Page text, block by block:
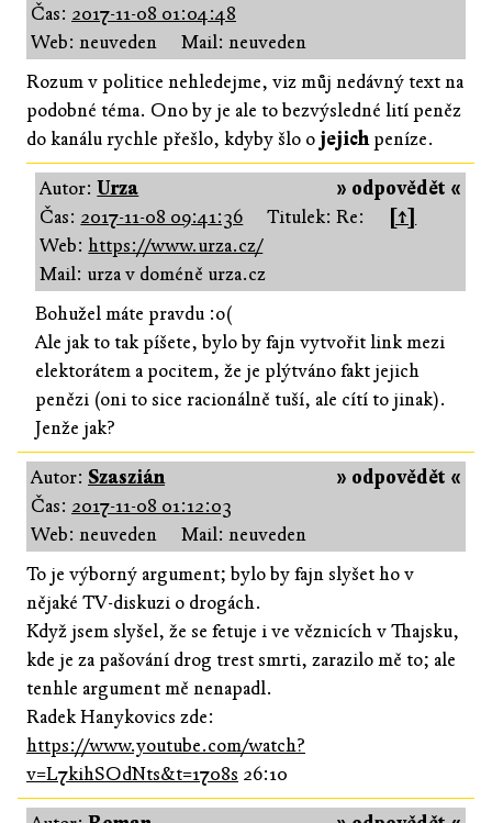
Čas: 2017-11-08 01:04:48
Web: neuveden
Mail: neuveden
Rozum v politice nehledejme, viz můj nedávný text na
podobné téma. Ono by je ale to bezvýsledné lití peněz
do kanálu rychle přešlo, kdyby šlo o jejichpeníze.
» odpovědět «
Autor:Urza
Čas: 2017-11-08 09:41:36 Titulek: Re:
[↑]
Web:https://www.urza.cz/
Mail: urza v doméně urza.cz
Bohužel máte pravdu :o(
Ale jak to tak píšete, bylo by fajn vytvořit link mezi
elektorátem a pocitem, že je plýtváno fakt jejich
penězi (oni to sice racionálně tuší, ale cítí to jinak).
Jenže jak?
» odpovědět «
Autor: Szaszián
Čas: 2017-11-08 01:12:03
Web: neuveden
Mail: neuveden
To je výborný argument; bylo by fajn slyšet ho v
nějaké TV-diskuzi o drogách.
Když jsem slyšel, že se fetuje i ve věznicích v Thajsku,
kde je za pašování drog trest smrti, zarazilo mě to; ale
tenhle argument mě nenapadl.
Radek Hanykovics zde:
https://www.youtube.com/watch?
v=L7kihSOdNts&t=1708s 26:10